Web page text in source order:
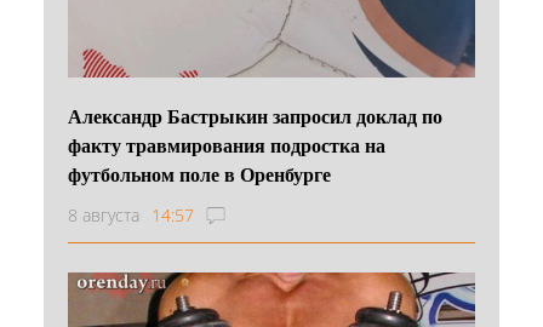
Александр Бастрыкин запросил доклад по
факту травмирования подростка на
футбольном поле в Оренбурге
8 августа 14:57